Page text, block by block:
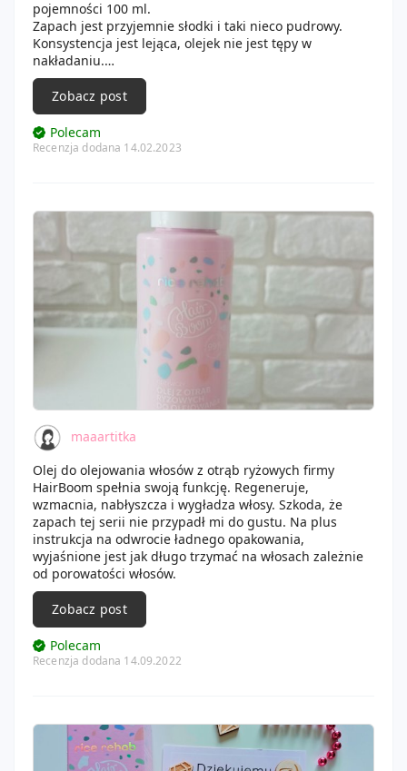
pojemności 100 ml.
Zapach jest przyjemnie słodki i taki nieco pudrowy.
Konsystencja jest lejąca, olejek nie jest tępy w
nakładaniu.
Ja używam niewielkiej ilości,bo raz dałam go za dużo i
następnego dnia moje włosy były strasznie oklapnięte.
Olejek nawilża włosy, wygładza i dodaje im blasku.
Nie jest jednak produktem, który kupiłabym ponownie,
bo robi to co maski,czy odżywki.
Zobacz post
Polecam
Recenzja dodana 14.02.2023
maaartitka
Olej do olejowania włosów z otrąb ryżowych firmy
HairBoom spełnia swoją funkcję. Regeneruje,
wzmacnia, nabłyszcza i wygładza włosy. Szkoda, że
zapach tej serii nie przypadł mi do gustu. Na plus
instrukcja na odwrocie ładnego opakowania,
wyjaśnione jest jak długo trzymać na włosach zależnie
od porowatości włosów.
Zobacz post
Polecam
Recenzja dodana 14.09.2022